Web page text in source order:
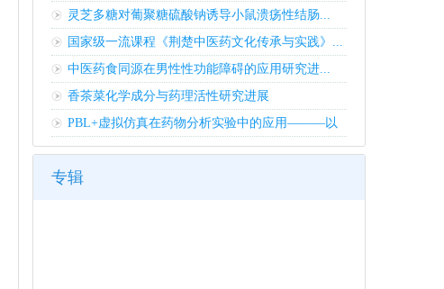
灵芝多糖对葡聚糖硫酸钠诱导小鼠溃疡性结肠...
国家级一流课程《荆楚中医药文化传承与实践》...
中医药食同源在男性性功能障碍的应用研究进...
香茶菜化学成分与药理活性研究进展
PBL+虚拟仿真在药物分析实验中的应用———以
H...
专辑